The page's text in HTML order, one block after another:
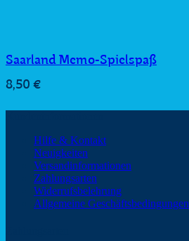
Saarland Memo-Spielspaß
8,50 €
Hilfe & Kontakt
Neuigkeiten
Versandinformationen
Zahlungsarten
Widerrufsbelehrung
Allgemeine Geschäftsbedingungen